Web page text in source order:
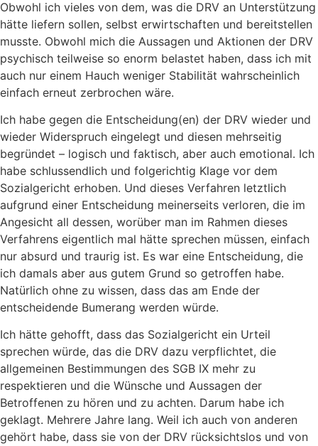
Obwohl ich vieles von dem, was die DRV an Unterstützung
hätte liefern sollen, selbst erwirtschaften und bereitstellen
musste. Obwohl mich die Aussagen und Aktionen der DRV
psychisch teilweise so enorm belastet haben, dass ich mit
auch nur einem Hauch weniger Stabilität wahrscheinlich
einfach erneut zerbrochen wäre.
Ich habe gegen die Entscheidung(en) der DRV wieder und
wieder Widerspruch eingelegt und diesen mehrseitig
begründet – logisch und faktisch, aber auch emotional. Ich
habe schlussendlich und folgerichtig Klage vor dem
Sozialgericht erhoben. Und dieses Verfahren letztlich
aufgrund einer Entscheidung meinerseits verloren, die im
Angesicht all dessen, worüber man im Rahmen dieses
Verfahrens eigentlich mal hätte sprechen müssen, einfach
nur absurd und traurig ist. Es war eine Entscheidung, die
ich damals aber aus gutem Grund so getroffen habe.
Natürlich ohne zu wissen, dass das am Ende der
entscheidende Bumerang werden würde.
Ich hätte gehofft, dass das Sozialgericht ein Urteil
sprechen würde, das die DRV dazu verpflichtet, die
allgemeinen Bestimmungen des SGB IX mehr zu
respektieren und die Wünsche und Aussagen der
Betroffenen zu hören und zu achten. Darum habe ich
geklagt. Mehrere Jahre lang. Weil ich auch von anderen
gehört habe, dass sie von der DRV rücksichtslos und von